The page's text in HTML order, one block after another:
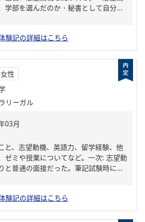
学部を選んだのか・秘書として自分...
験記の詳細はこちら
女性
リーガル
と、志望動機、英語力、留学経験、他
ゼミや授業についてなど。一次: 志望動
と普通の面接だった。筆記試験時に...
験記の詳細はこちら